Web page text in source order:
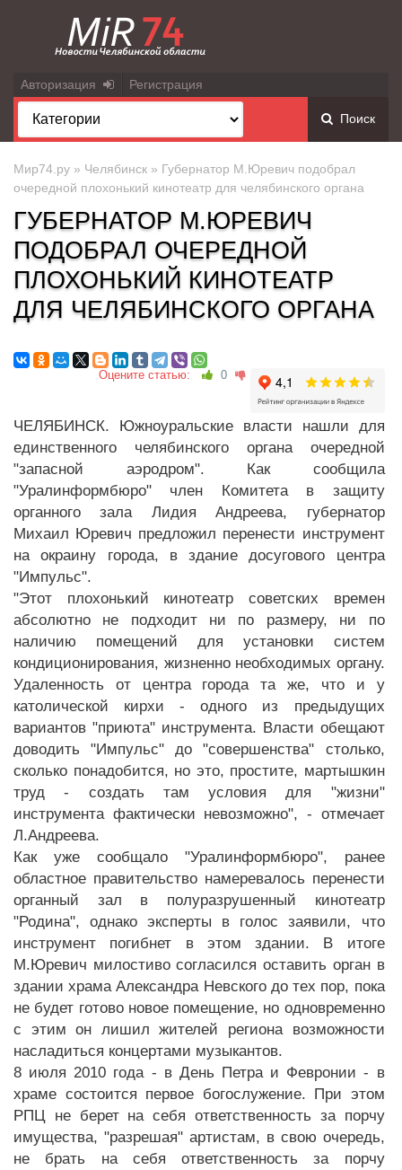
Авторизация Регистрация
Поиск
Мир74.ру » Челябинск » Губернатор М.Юревич подобрал
очередной плохонький кинотеатр для челябинского органа
ГУБЕРНАТОР М.ЮРЕВИЧ
ПОДОБРАЛ ОЧЕРЕДНОЙ
ПЛОХОНЬКИЙ КИНОТЕАТР
ДЛЯ ЧЕЛЯБИНСКОГО ОРГАНА
Оцените статью: 0
ЧЕЛЯБИНСК. Южноуральские власти нашли для
единственного челябинского органа очередной
"запасной аэродром". Как сообщила
"Уралинформбюро" член Комитета в защиту
органного зала Лидия Андреева, губернатор
Михаил Юревич предложил перенести инструмент
на окраину города, в здание досугового центра
"Импульс".
"Этот плохонький кинотеатр советских времен
абсолютно не подходит ни по размеру, ни по
наличию помещений для установки систем
кондиционирования, жизненно необходимых органу.
Удаленность от центра города та же, что и у
католической кирхи - одного из предыдущих
вариантов "приюта" инструмента. Власти обещают
доводить "Импульс" до "совершенства" столько,
сколько понадобится, но это, простите, мартышкин
труд - создать там условия для "жизни"
инструмента фактически невозможно", - отмечает
Л.Андреева.
Как уже сообщало "Уралинформбюро", ранее
областное правительство намеревалось перенести
органный зал в полуразрушенный кинотеатр
"Родина", однако эксперты в голос заявили, что
инструмент погибнет в этом здании. В итоге
М.Юревич милостиво согласился оставить орган в
здании храма Александра Невского до тех пор, пока
не будет готово новое помещение, но одновременно
с этим он лишил жителей региона возможности
насладиться концертами музыкантов.
8 июля 2010 года - в День Петра и Февронии - в
храме состоится первое богослужение. При этом
РПЦ не берет на себя ответственность за порчу
имущества, "разрешая" артистам, в свою очередь,
не брать на себя ответственность за порчу